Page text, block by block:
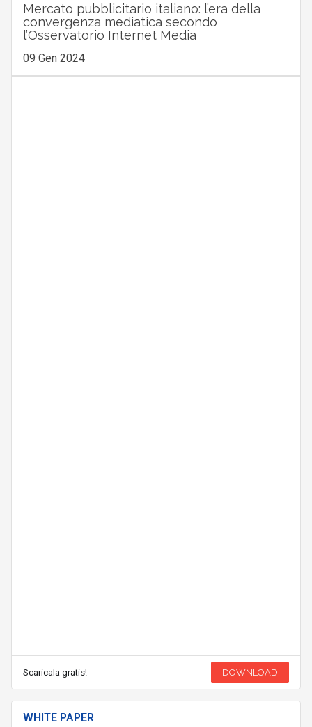
Mercato pubblicitario italiano: l’era della
convergenza mediatica secondo
l’Osservatorio Internet Media
09 Gen 2024
Scaricala gratis! DOWNLOAD
WHITE PAPER